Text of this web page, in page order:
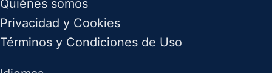
Quiénes somos
Privacidad y Cookies
Términos y Condiciones de Uso